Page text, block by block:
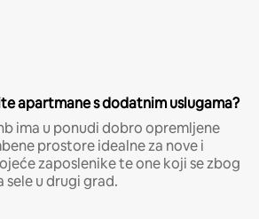
apartmane s dodatnim uslugama?
ima u ponudi dobro opremljene
prostore idealne za nove i
zaposlenike te one koji se zbog
sele u drugi grad.